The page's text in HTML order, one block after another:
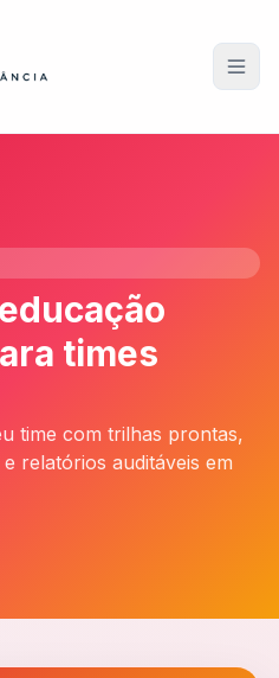
times
time com trilhas prontas,
relatórios auditáveis em